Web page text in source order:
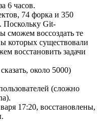
6 часов.
74 форка и 350
Поскольку Git-
сможем воссоздать те
которых существовали
восстановить задачи
около 5000)
(сложно
17:20, восстановлены,